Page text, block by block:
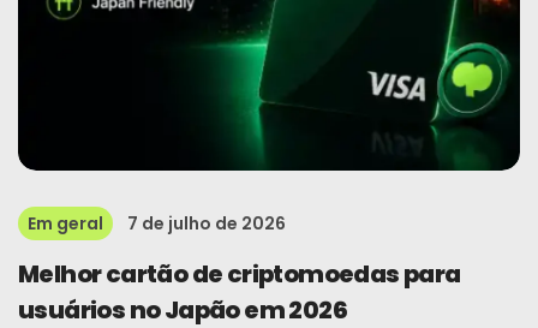
Em geral 7 de julho de 2026
Melhor cartão de criptomoedas para
usuários no Japão em 2026